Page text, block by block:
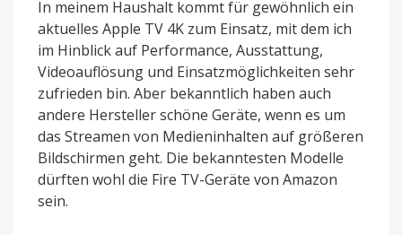
In meinem Haushalt kommt für gewöhnlich ein
aktuelles Apple TV 4K zum Einsatz, mit dem ich
im Hinblick auf Performance, Ausstattung,
Videoauflösung und Einsatzmöglichkeiten sehr
zufrieden bin. Aber bekanntlich haben auch
andere Hersteller schöne Geräte, wenn es um
das Streamen von Medieninhalten auf größeren
Bildschirmen geht. Die bekanntesten Modelle
dürften wohl die Fire TV-Geräte von Amazon
sein.